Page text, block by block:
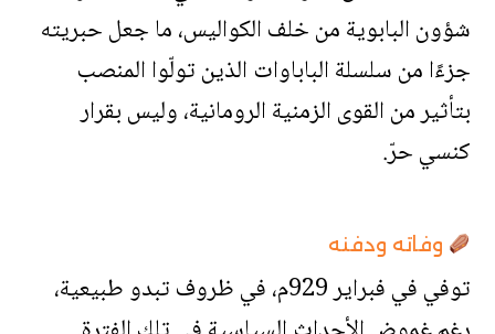
شؤون البابوية من خلف الكواليس، ما جعل حبريته
جزءًا من سلسلة الباباوات الذين تولّوا المنصب
بتأثير من القوى الزمنية الرومانية، وليس بقرار
كنسي حرّ.
وفاته ودفنه
توفي في فبراير 929م، في ظروف تبدو طبيعية،